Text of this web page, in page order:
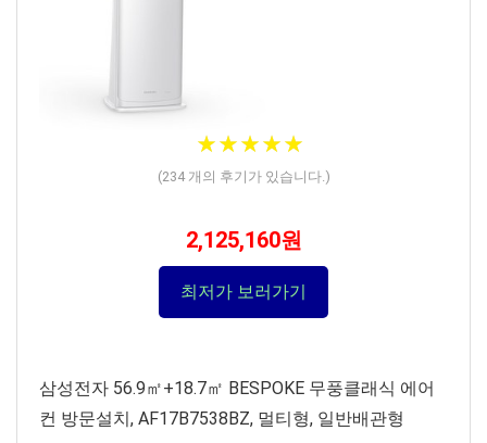
★★★★★
★★★★★
(234개의 후기가 있습니다.)
2,125,160원
최저가 보러가기
삼성전자 56.9㎡+18.7㎡ BESPOKE 무풍클래식 에어
컨 방문설치, AF17B7538BZ, 멀티형, 일반배관형